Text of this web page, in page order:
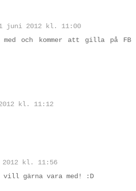
juni 2012 kl. 11:00
och kommer att gilla på FB
kl. 11:12
kl. 11:56
gärna vara med! :D